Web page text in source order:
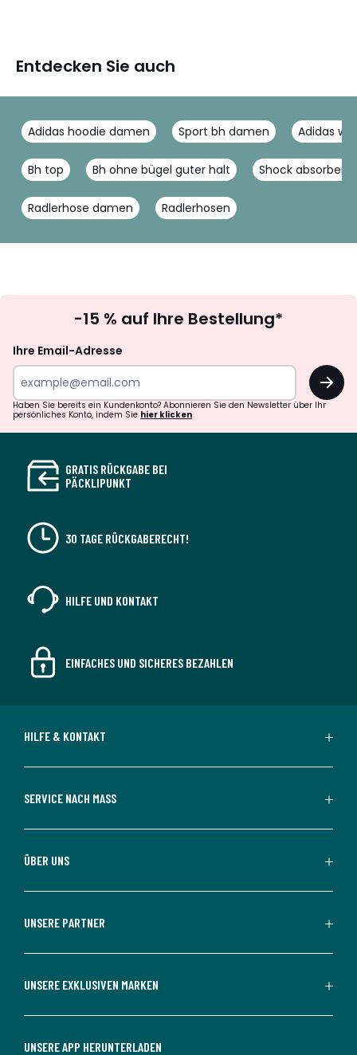
Entdecken Sie auch
Adidas hoodie damen Sport bh damen Adidas
Bh top Bh ohne bügel guter halt Shock absorber
Radlerhose damen Radlerhosen
abonnieren
-15 % auf Ihre Bestellung*
Ihre Email-Adresse
OK
Haben Sie bereits ein Kundenkonto? Abonnieren Sie den Newsletter über Ihr
persönliches Konto, indem Sie hier klicken
GRATIS RÜCKGABE BEI
PÄCKLIPUNKT
30 TAGE RÜCKGABERECHT!
HILFE UND KONTAKT
EINFACHES UND SICHERES BEZAHLEN
HILFE & KONTAKT
SERVICE NACH MASS
ÜBER UNS
UNSERE PARTNER
UNSERE EXKLUSIVEN MARKEN
UNSERE APP HERUNTERLADEN